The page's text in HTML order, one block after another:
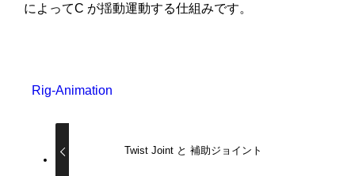
によってC が揺動運動する仕組みです。
Rig-Animation
Twist Joint と 補助ジョイント